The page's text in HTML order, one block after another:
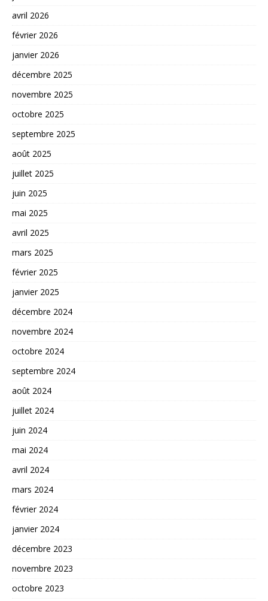
avril 2026
février 2026
janvier 2026
décembre 2025
novembre 2025
octobre 2025
septembre 2025
août 2025
juillet 2025
juin 2025
mai 2025
avril 2025
mars 2025
février 2025
janvier 2025
décembre 2024
novembre 2024
octobre 2024
septembre 2024
août 2024
juillet 2024
juin 2024
mai 2024
avril 2024
mars 2024
février 2024
janvier 2024
décembre 2023
novembre 2023
octobre 2023